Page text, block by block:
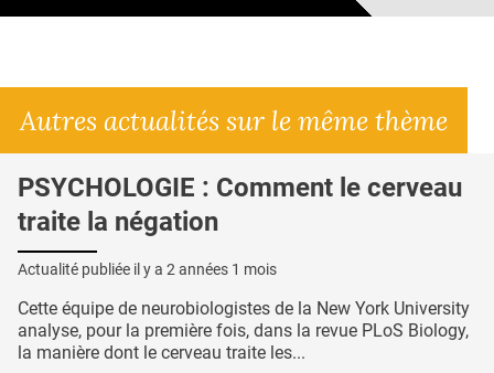
Autres actualités sur le même thème
PSYCHOLOGIE : Comment le cerveau
traite la négation
Actualité publiée il y a 2 années 1 mois
Cette équipe de neurobiologistes de la New York University
analyse, pour la première fois, dans la revue PLoS Biology,
la manière dont le cerveau traite les...